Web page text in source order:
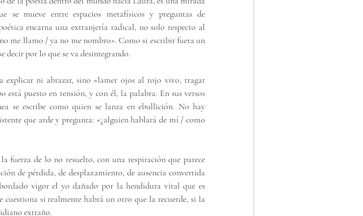
se mueve entre espacios metafísicos y preguntas de
encarna una extranjería radical, no solo respecto al
me llamo / ya no me nombro». Como si escribir fuera un
decir por lo que se va desintegrando.
ni abrazar, sino «lamer ojos al rojo vivo, tragar
está puesto en tensión, y con él, la palabra. En sus versos
se escribe como quien se lanza en ebullición. No hay
que arde y pregunta: «¿alguien hablará de mí / como
fuerza de lo no resuelto, con una respiración que parece
de pérdida, de desplazamiento, de ausencia convertida
vigor el yo dañado por la hendidura vital que es
cuestiona si realmente habrá un otro que la recuerde, si la
extraño.